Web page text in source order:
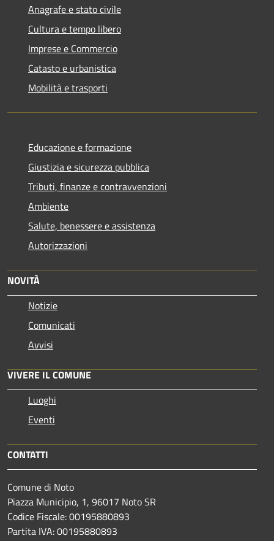
Anagrafe e stato civile
Cultura e tempo libero
Imprese e Commercio
Catasto e urbanistica
Mobilità e trasporti
Educazione e formazione
Giustizia e sicurezza pubblica
Tributi, finanze e contravvenzioni
Ambiente
Salute, benessere e assistenza
Autorizzazioni
NOVITÀ
Notizie
Comunicati
Avvisi
VIVERE IL COMUNE
Luoghi
Eventi
CONTATTI
Comune di Noto
Piazza Municipio, 1, 96017 Noto SR
Codice Fiscale: 00195880893
Partita IVA: 00195880893